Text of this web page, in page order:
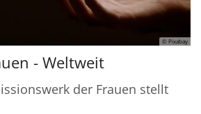
© Pixabay
- Weltweit
der Frauen stellt